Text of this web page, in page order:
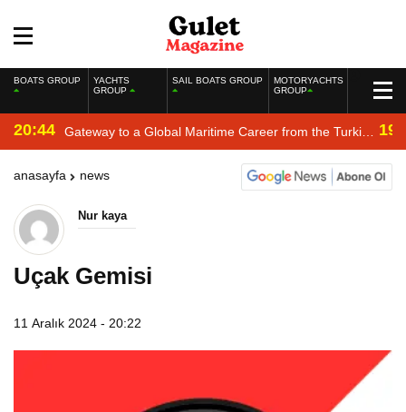
BOATS GROUP
YACHTS
GROUP
SAIL BOATS GROUP
MOTORYACHTS
GROUP
20:44 Gateway to a Global Maritime Career from the Turkish
anasayfa news
Nur kaya
Uçak Gemisi
11 Aralık 2024 - 20:22